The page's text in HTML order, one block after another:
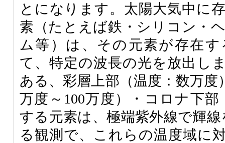
とになります。太陽大気中に
素（たとえば鉄・シリコン・
ム等）は、その元素が存在
て、特定の波長の光を放出し
ある、彩層上部（温度：数万度
万度～100万度）・コロナ下部
する元素は、極端紫外線で輝
る観測で、これらの温度域に